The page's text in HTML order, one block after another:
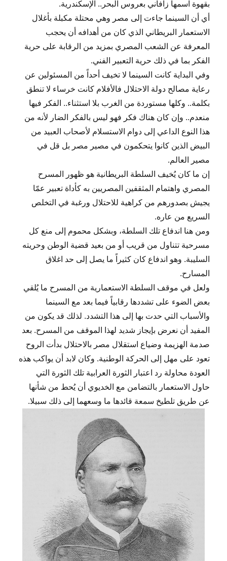
بقهوة اسمها زافاني بعروس البحر.. الإسكندرية.
أي أن السينما جاءت إلى مصر وهي محتلة مكبلة بأغلال
الاستعمار البريطاني الذي كان من أهدافه أن يحجب
المعرفة عن الشعب المصري بمزيد من الرقابة على حرية
الفكر بما في ذلك حرية التعبير الفني.
وفي البداية كانت السينما لا تخيف أحداً من المسئولين عن
رعاية مصالح دولة الاحتلال فالأفلام كانت خرساء لا تنطق
بكلمة.. وكلها مستوردة من الغرب بلا استثناء.. الفكر فيها
منعدم.. وإن كان هناك فكر فهو ليس بالفكر الضار لأنه من
هذا النوع الداعي إلى دوام الاستسلام لأصحاب العبيد من
البيض الذين كانوا يتحكمون في مصير مصر بل قل في
مصير العالم.
إن ما كان يُخيف السلطة البريطانية هو ظهور المسرح
المصري واهتمام المثقفين المصريين به كأداة تعبير عمّا
يجيش بصدورهم من كراهية للاحتلال ورغبة في التخلص
السريع من عاره.
ومن هنا اندفاع تلك السلطة، وبشكل محموم إلى منع كل
مسرحية تتناول من قريب أو من بعيد قضية الوطن وحريته
السليبة. وهو اندفاع كان كثيراً ما يصل إلى حد اغلاق
المسارح.
ولعل في موقف السلطة الاستعمارية من المسرح ما يُلقي
بعض الضوء على تشددها رقابياً فيما بعد مع السينما
والأسباب التي حدت بها إلى هذا التشدد. لذلك قد يكون من
المفيد أن نعرض بإيجاز شديد لهذا الموقف من المسرح. بعد
صدمة الهزيمة وضياع استقلال مصر بالاحتلال بدأت الروح
تعود على مهل إلى الحركة الوطنية. وكان لابد أن يواكب هذه
العودة محاولة رد اعتبار الثورة العرابية تلك الثورة التي
حاول الاستعمار بالتضامن مع الخديوي أن يُحط من شأنها
عن طريق تلطيخ سمعة قائدها ما وسعهما إلى ذلك سبيلا.